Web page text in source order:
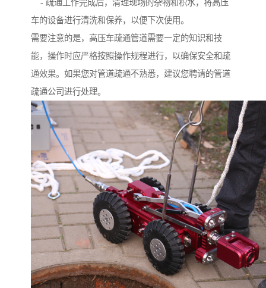
- 疏通工作完成后，清理现场的杂物和积水，将高压
车的设备进行清洗和保养，以便下次使用。
需要注意的是，高压车疏通管道需要一定的知识和技
能，操作时应严格按照操作规程进行，以确保安全和疏
通效果。如果您对管道疏通不熟悉，建议您聘请的管道
疏通公司进行处理。